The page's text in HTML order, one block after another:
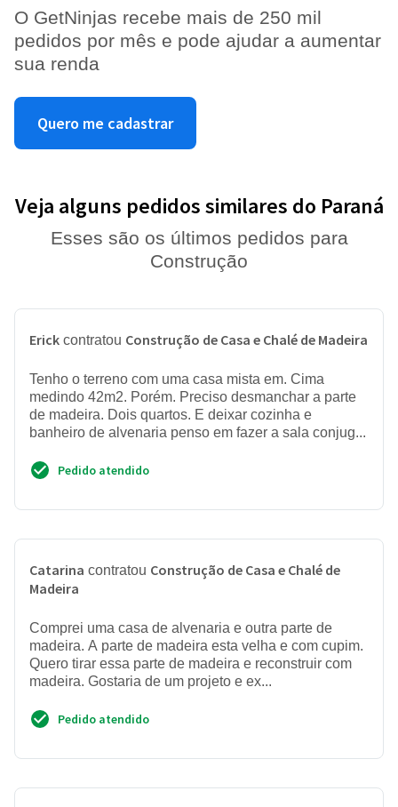
O GetNinjas recebe mais de 250 mil
pedidos por mês e pode ajudar a aumentar
sua renda
Quero me cadastrar
Veja alguns pedidos similares do Paraná
Esses são os últimos pedidos para
Construção
Erick contratou Construção de Casa e Chalé de Madeira
Tenho o terreno com uma casa mista em. Cima
medindo 42m2. Porém. Preciso desmanchar a parte
de madeira. Dois quartos. E deixar cozinha e
banheiro de alvenaria penso em fazer a sala conjug...
Pedido atendido
Catarina contratou Construção de Casa e Chalé de
Madeira
Comprei uma casa de alvenaria e outra parte de
madeira. A parte de madeira esta velha e com cupim.
Quero tirar essa parte de madeira e reconstruir com
madeira. Gostaria de um projeto e ex...
Pedido atendido